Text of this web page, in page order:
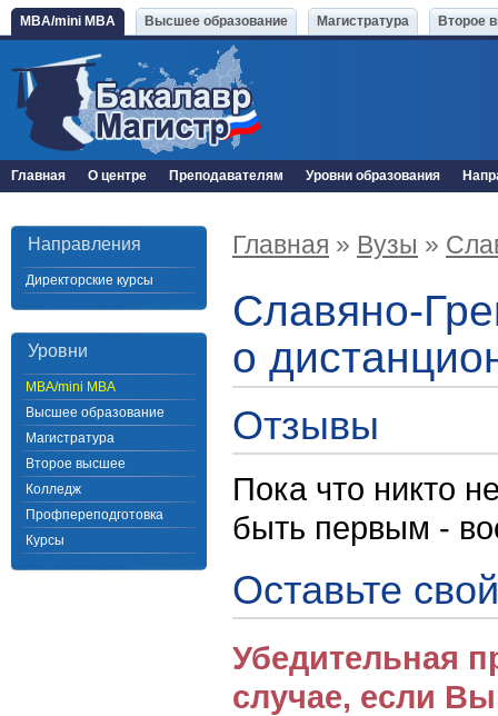
MBA/mini MBA Высшее образование Магистратура Второе
Главная О центре Преподавателям Уровни образования
Направления
Директорские курсы
Уровни
MBA/mini MBA
Высшее образование
Магистратура
Второе высшее
Колледж
Профпереподготовка
Курсы
Главная » Вузы »
Славяно-
о
Отзывы
Пока что никто
быть первым -
Оставьте
Убедительная
случае, если